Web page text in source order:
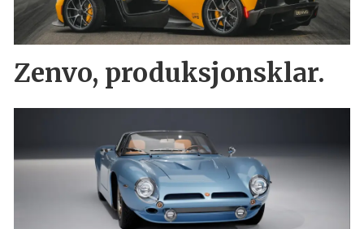
Zenvo, produksjonsklar.